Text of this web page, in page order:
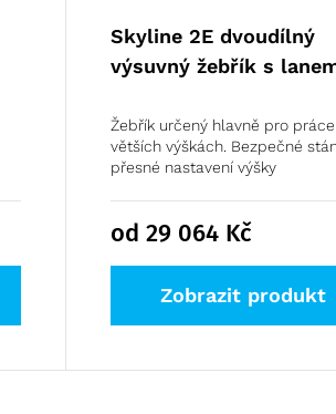
Skyline 2E dvoudílný
výsuvný žebřík s
Žebřík určený hlavně pro
větších výškách. Bezpečné
přesné nastavení výšky
od 29 064 Kč
Zobrazit produkt